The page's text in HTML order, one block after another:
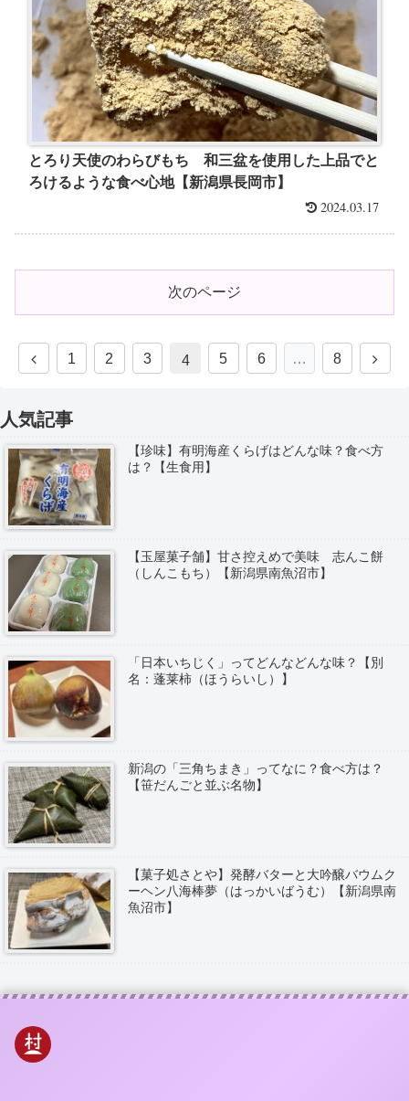
とろり天使のわらびもち 和三盆を使用した上品でと
ろけるような食べ心地【新潟県長岡市】
2024.03.17
次のページ
1 2 3 4 5 6 … 8
人気記事
【珍味】有明海産くらげはどんな味？食べ方
は？【生食用】
【玉屋菓子舗】甘さ控えめで美味 志んこ餅
（しんこもち）【新潟県南魚沼市】
「日本いちじく」ってどんなどんな味？【別
名：蓬莱柿（ほうらいし）】
新潟の「三角ちまき」ってなに？食べ方は？
【笹だんごと並ぶ名物】
【菓子処さとや】発酵バターと大吟醸バウムク
ーヘン八海棒夢（はっかいばうむ）【新潟県南
魚沼市】